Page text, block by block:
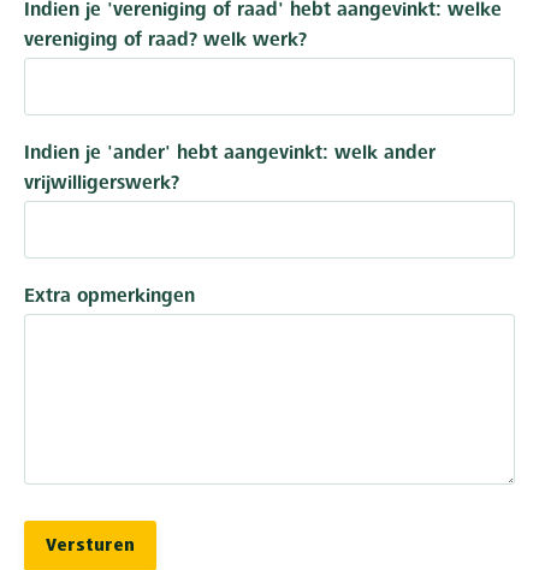
Indien je 'vereniging of raad' hebt aangevinkt: welke
vereniging of raad? welk werk?
Indien je 'ander' hebt aangevinkt: welk ander
vrijwilligerswerk?
Extra opmerkingen